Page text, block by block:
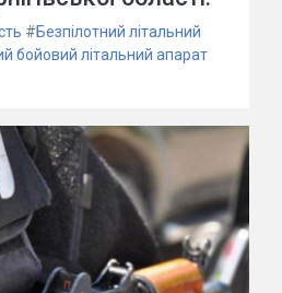
#Безпілотний літальний
бойовий літальний апарат